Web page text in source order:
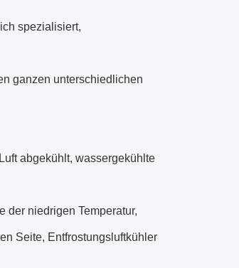
spezialisiert,
ganzen unterschiedlichen
abgekühlt, wassergekühlte
der niedrigen Temperatur,
Seite, Entfrostungsluftkühler